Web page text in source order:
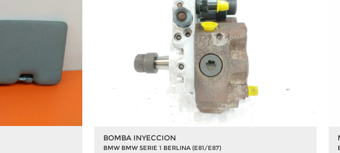
BOMBA INYECCION
BMW BMW SERIE 1 BERLINA (E81/E87)